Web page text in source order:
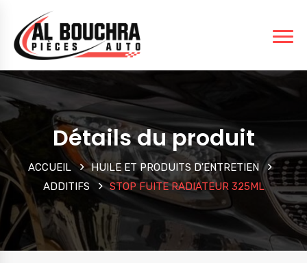
Détails du produit
ACCUEIL
HUILE ET PRODUITS D'ENTRETIEN
ADDITIFS
STOP FUITE RADIATEUR 325ML